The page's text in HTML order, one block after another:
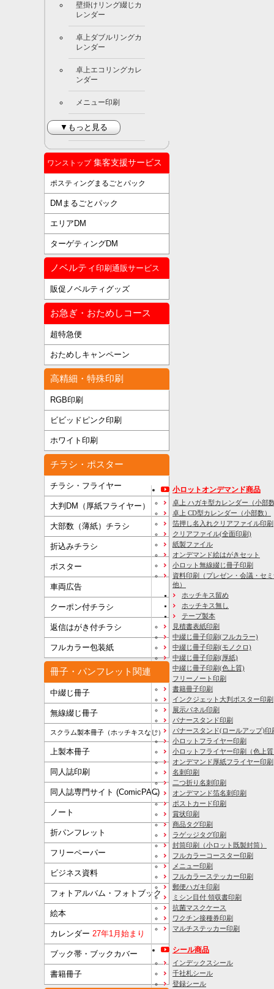
壁掛けリング綴じカ
レンダー
卓上ダブルリングカ
レンダー
卓上エコリングカレ
ンダー
メニュー印刷
▼もっと見る
ワンストップ集客支援サービス
ポスティングまるごとパック
DMまるごとパック
エリアDM
ターゲティングDM
ノベルティ 印刷通販サービス
販促ノベルティグッズ
お急ぎ・おためしコース
超特急便
おためしキャンペーン
高精細・特殊印刷
RGB印刷
ビビッドピンク印刷
ホワイト印刷
チラシ・ポスター
チラシ・フライヤー
大判DM（厚紙フライヤー）
大部数（薄紙）チラシ
折込みチラシ
ポスター
車両広告
クーポン付チラシ
返信はがき付チラシ
フルカラー包装紙
冊子・パンフレット関連
中綴じ冊子
無線綴じ冊子
スクラム製本冊子（ホッチキスなし）
上製本冊子
同人誌印刷
同人誌専門サイト (ComicPAC)
ノート
折パンフレット
フリーペーパー
ビジネス資料
フォトアルバム・フォトブック
絵本
カレンダー 27年1月始まり
ブック帯・ブックカバー
書籍冊子
小ロットオンデマンド商品
卓上 ハガキ型カレンダー（小部
卓上 CD型カレンダー（小部数）
箔押し名入れクリアファイル印刷
クリアファイル(全面印刷)
紙製ファイル
オンデマンド絵はがきセット
小ロット無線綴じ冊子印刷
資料印刷
（プレゼン・会議・セ
他）
ホッチキス留め
ホッチキス無し
テープ製本
見積書表紙印刷
中綴じ冊子印刷(フルカラー)
中綴じ冊子印刷(モノクロ)
中綴じ冊子印刷(厚紙)
中綴じ冊子印刷(色上質)
フリーノート印刷
書籍冊子印刷
インクジェット大判ポスター印刷
展示パネル印刷
バナースタンド印刷
バナースタンド(ロールアップ)印
小ロットフライヤー印刷
小ロットフライヤー印刷（色上
オンデマンド厚紙フライヤー印刷
名刺印刷
二つ折り名刺印刷
オンデマンド箔名刺印刷
ポストカード印刷
賞状印刷
商品タグ印刷
ラゲッジタグ印刷
封筒印刷
（小ロット既製封筒）
フルカラーコースター印刷
メニュー印刷
フルカラーステッカー印刷
郵便ハガキ印刷
ミシン目付 領収書印刷
抗菌マスクケース
ワクチン接種券印刷
マルチステッカー印刷
シール商品
インデックスシール
千社札シール
登録シール